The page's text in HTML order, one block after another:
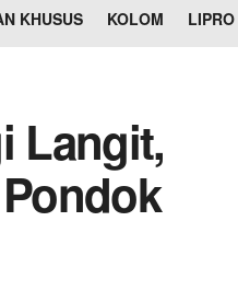
KHUSUS KOLOM
Langit,